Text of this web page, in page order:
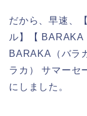
だから、早速、
ル】【 BARAKA
BARAKA（バラ
ラカ） サマーセ
にしました。